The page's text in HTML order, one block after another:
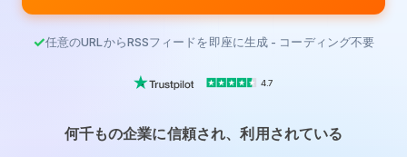
任意のURLからRSSフィードを即座に生成 - コーディング不要
4.7
何千もの企業に信頼され、利用されている